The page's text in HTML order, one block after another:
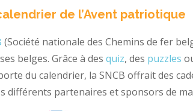
de l’Avent patriotique
(Société nationale des Chemins de fer
belges. Grâce à des quiz, des puzzles
du calendrier, la SNCB offrait des
différents partenaires et sponsors de